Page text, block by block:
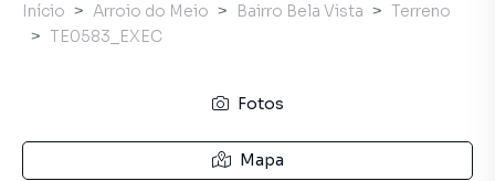
Início Arroio do Meio Bairro Bela Vista
Terreno
TE0583_EXEC
Fotos
Mapa